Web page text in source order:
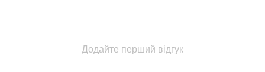
Додайте перший відгук